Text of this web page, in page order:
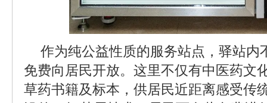
作为纯公益性质的服务站点，驿站内
免费向居民开放。这里不仅有中医药文
草药书籍及标本，供居民近距离感受传